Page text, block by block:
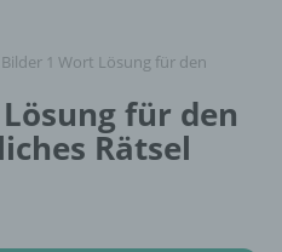
1 Wort Lösung für den
für den
Rätsel